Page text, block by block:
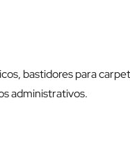
bastidores para
administrativos.